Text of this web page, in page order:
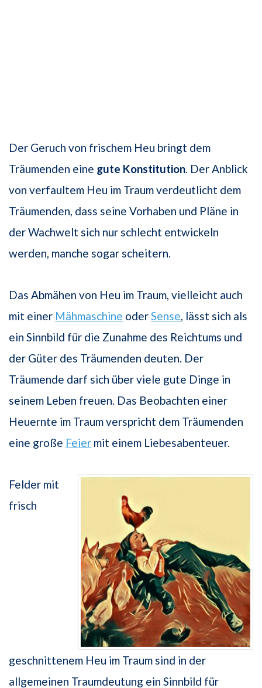
Der Geruch von frischem Heu bringt dem
Träumenden eine gute Konstitution. Der Anblick
von verfaultem Heu im Traum verdeutlicht dem
Träumenden, dass seine Vorhaben und Pläne in
der Wachwelt sich nur schlecht entwickeln
werden, manche sogar scheitern.
Das Abmähen von Heu im Traum, vielleicht auch
mit einer Mähmaschine oderSense, lässt sich als
ein Sinnbild für die Zunahme des Reichtums und
der Güter des Träumenden deuten. Der
Träumende darf sich über viele gute Dinge in
seinem Leben freuen. Das Beobachten einer
Heuernte im Traum verspricht dem Träumenden
eine große Feier mit einem Liebesabenteuer.
Felder mit
frisch
geschnittenem Heu im Traum sind in der
allgemeinen Traumdeutung ein Sinnbild für